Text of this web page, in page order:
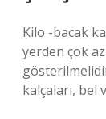
Kilo -bacak
yerden çok
kalçaları, bel